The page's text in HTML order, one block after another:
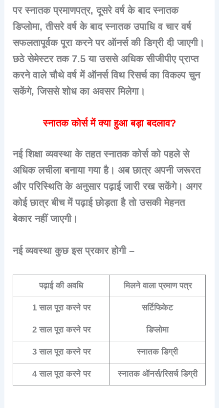
पर स्नातक प्रमाणपत्र, दूसरे वर्ष के बाद स्नातक
डिप्लोमा, तीसरे वर्ष के बाद स्नातक उपाधि व चार वर्ष
सफलतापूर्वक पूरा करने पर ऑनर्स की डिग्री दी जाएगी।
छठे सेमेस्टर तक 7.5 या उससे अधिक सीजीपीए प्राप्त
करने वाले चौथे वर्ष में ऑनर्स विथ रिसर्च का विकल्प चुन
सकेंगे, जिससे शोध का अवसर मिलेगा।
स्नातक कोर्स में क्या हुआ बड़ा बदलाव?
नई शिक्षा व्यवस्था के तहत स्नातक कोर्स को पहले से
अधिक लचीला बनाया गया है। अब छात्र अपनी जरूरत
और परिस्थिति के अनुसार पढ़ाई जारी रख सकेंगे। अगर
कोई छात्र बीच में पढ़ाई छोड़ता है तो उसकी मेहनत
बेकार नहीं जाएगी।
नई व्यवस्था कुछ इस प्रकार होगी –
पढ़ाई की अवधि मिलने वाला प्रमाण पत्र
1 साल पूरा करने पर सर्टिफिकेट
2 साल पूरा करने पर डिप्लोमा
3 साल पूरा करने पर स्नातक डिग्री
4 साल पूरा करने पर स्नातक ऑनर्स/रिसर्च डिग्री